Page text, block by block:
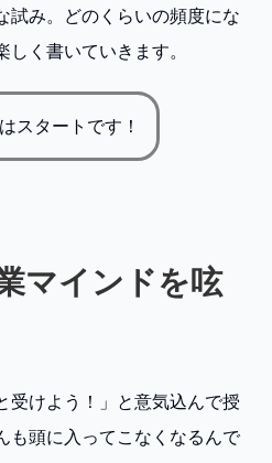
試み。どのくらいの頻度にな
く書いていきます。
スタートです！
マインドを呟
受けよう！」と意気込んで授
も頭に入ってこなくなるんで